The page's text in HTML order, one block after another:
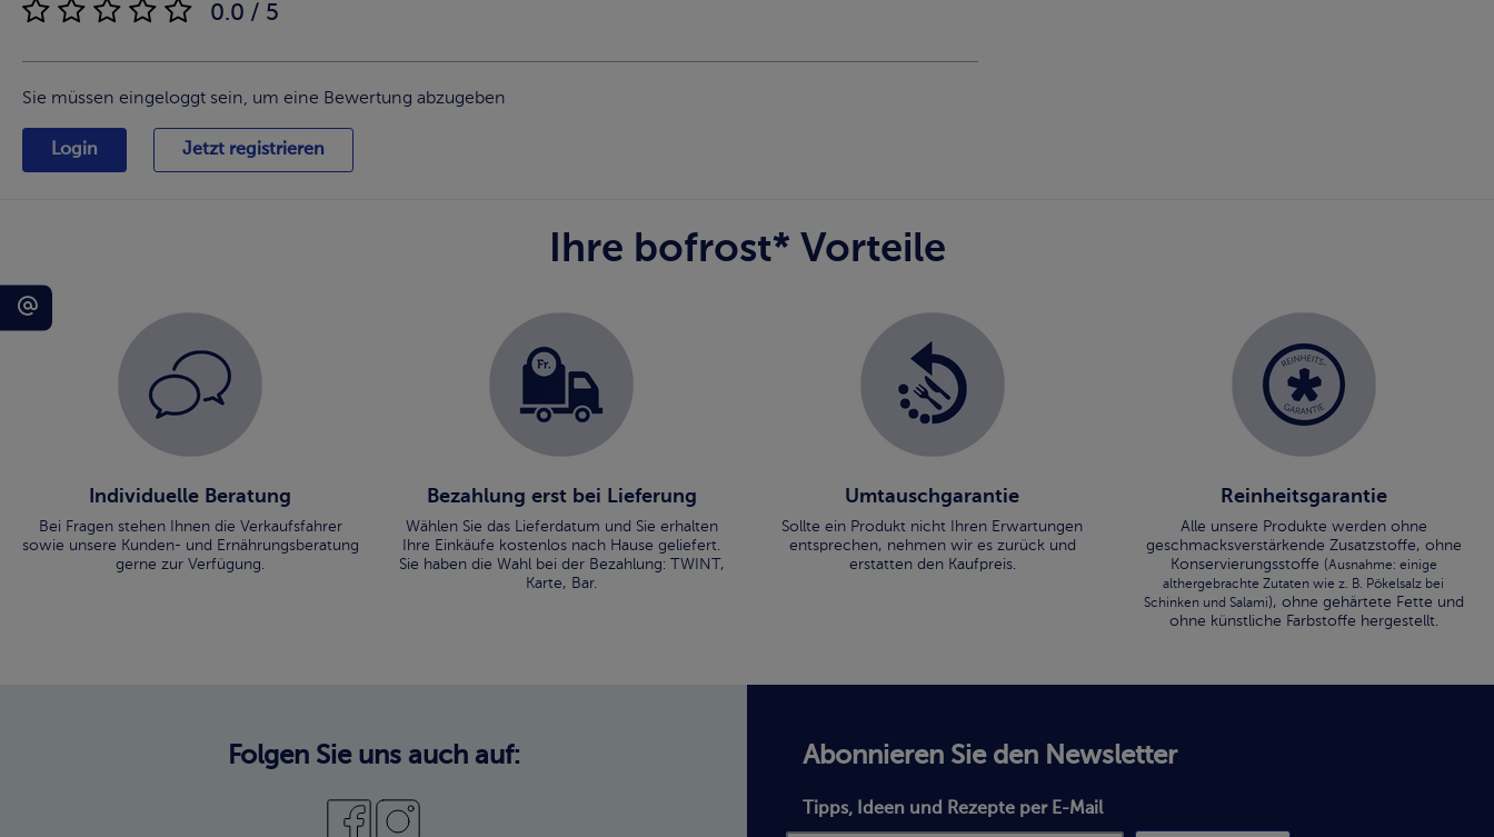
0.0 / 5
Sie müssen eingeloggt sein, um eine Bewertung abzugeben
Login Jetzt registrieren
Ihre bofrost* Vorteile
Individuelle Beratung
Bei Fragen stehen Ihnen die Verkaufsfahrer
sowie unsere Kunden- und Ernährungsberatung
gerne zur Verfügung.
Bezahlung erst bei Lieferung
Wählen Sie das Lieferdatum und Sie erhalten
Ihre Einkäufe kostenlos nach Hause geliefert.
Sie haben die Wahl bei der Bezahlung: TWINT,
Karte, Bar.
Umtauschgarantie
Sollte ein Produkt nicht Ihren Erwartungen
entsprechen, nehmen wir es zurück und
erstatten den Kaufpreis.
Reinheitsgarantie
Alle unsere Produkte werden ohne
geschmacksverstärkende Zusatzstoffe, ohne
Konservierungsstoffe (Ausnahme: einige
althergebrachte Zutaten wie z. B. Pökelsalz bei
Schinken und Salami), ohne gehärtete Fette und
ohne künstliche Farbstoffe hergestellt.
Folgen Sie uns auch auf: Abonnieren Sie den Newsletter
Tipps, Ideen und Rezepte per E-Mail